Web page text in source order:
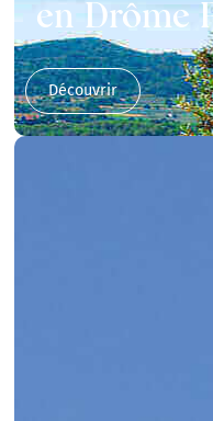
en Drôme
Découvrir